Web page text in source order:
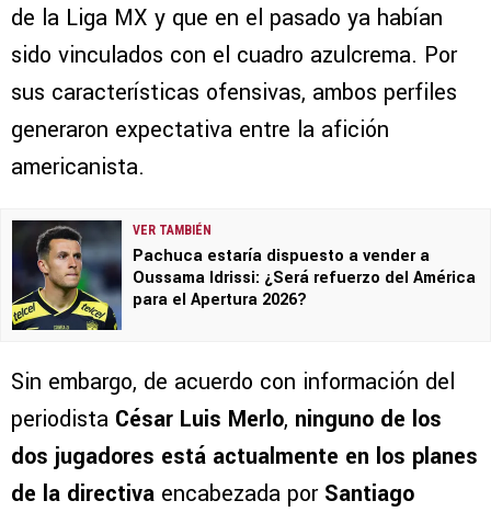
de la Liga MX y que en el pasado ya habían
sido vinculados con el cuadro azulcrema. Por
sus características ofensivas, ambos perfiles
generaron expectativa entre la afición
americanista.
VER TAMBIÉN
Pachuca estaría dispuesto a vender a
Oussama Idrissi: ¿Será refuerzo del América
para el Apertura 2026?
Sin embargo, de acuerdo con información del
periodista César Luis Merlo, ninguno de los
dos jugadores está actualmente en los planes
de la directiva encabezada por Santiago